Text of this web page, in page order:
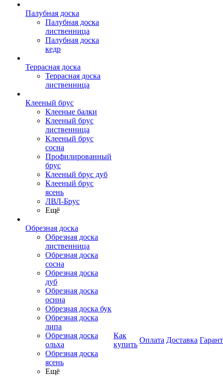
Палубная доска
Палубная доска
лиственница
Палубная доска
кедр
Террасная доска
Террасная доска
лиственница
Клееный брус
Клееные балки
Клееный брус
лиственница
Клееный брус
сосна
Профилированный
брус
Клееный брус дуб
Клееный брус
ясень
ЛВЛ-Брус
Ещё
Обрезная доска
Обрезная доска
лиственница
Обрезная доска
сосна
Обрезная доска
дуб
Обрезная доска
осина
Обрезная доска бук
Обрезная доска
липа
Обрезная доска
ольха
Обрезная доска
ясень
Ещё
Как
купить
Оплата Доставка